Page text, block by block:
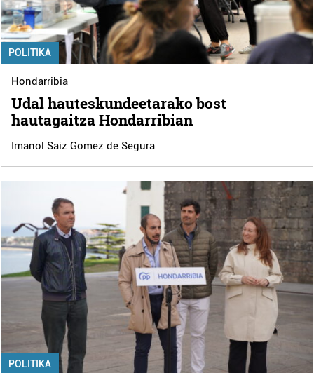
POLITIKA
Hondarribia
Udal hauteskundeetarako bost
hautagaitza Hondarribian
Imanol Saiz Gomez de Segura
POLITIKA